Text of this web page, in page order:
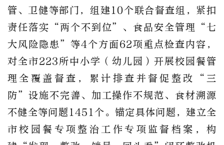
管、卫健等部门，组建10个联合督查组，紧扣
责任落实“两个不到位”、食品安全管理“七
大风险隐患”等4个方面62项重点检查内容，
对全市223所中小学（幼儿园）开展校园餐管
理全覆盖督查，累计排查并督促整改“三
防”设施不完善、加工操作不规范、食材溯源
不健全等问题1451 个。锚定具体问题，建立全
市校园餐专项整治工作专项监督档案，构